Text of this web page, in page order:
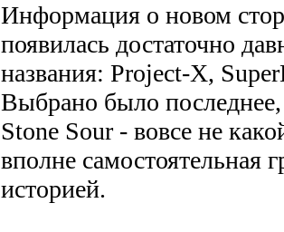
Информация о новом
появилась достаточно
названия: Project-X,
Выбрано было последнее,
Stone Sour - вовсе не
вполне самостоятельная
историей.